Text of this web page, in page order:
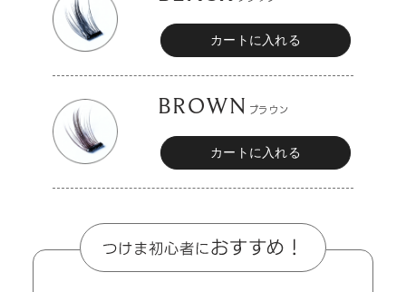
BROWN ブラウン